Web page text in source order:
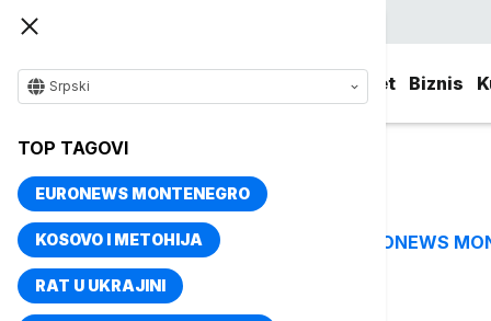
Svet Biznis
Srpski
TOP TAGOVI
EURONEWS MONTENEGRO
KOSOVO I METOHIJA
RAT U UKRAJINI
TOP TAGOVI EURONEWS
Naslovna Magazin